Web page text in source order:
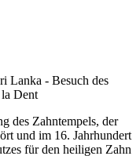
des Zahntempels, der
und im 16. Jahrhundert
für den heiligen Zahn